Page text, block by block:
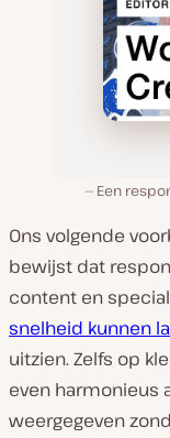
Een
Ons volgende
bewijst dat
content en
snelheid kunnen
uitzien. Zelfs op
even harmonieus
weergegeven